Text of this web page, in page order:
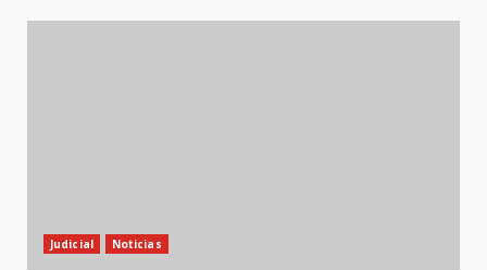
Judicial Noticias